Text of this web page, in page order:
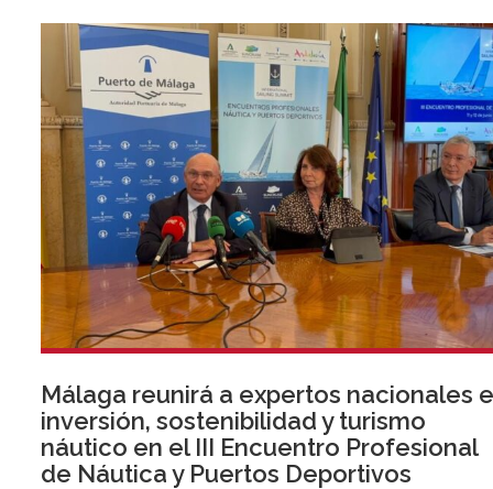
Málaga reunirá a expertos nacionales
inversión, sostenibilidad y turismo
náutico en el III Encuentro Profesional
de Náutica y Puertos Deportivos